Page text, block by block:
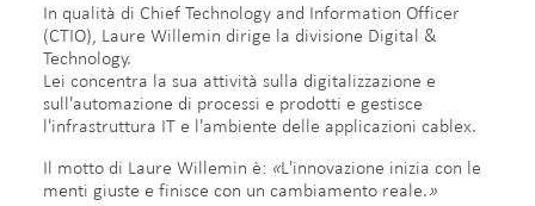
In qualità di Chief Technology and Information Officer
(CTIO), Laure Willemin dirige la divisione Digital &
Technology.
Lei concentra la sua attività sulla digitalizzazione e
sull'automazione di processi e prodotti e gestisce
l'infrastruttura IT e l'ambiente delle applicazioni cablex.
Il motto di Laure Willemin è: «L'innovazione inizia con le
menti giuste e finisce con un cambiamento reale.»